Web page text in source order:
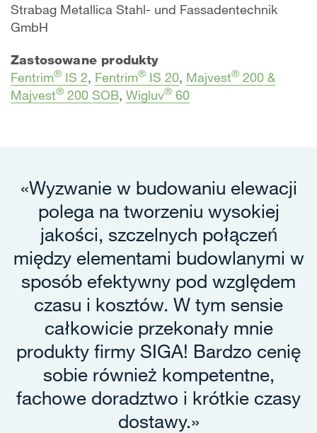
Strabag Metallica Stahl- und Fassadentechnik
GmbH
Zastosowane produkty
Fentrim® IS 2, Fentrim® IS 20, Majvest® 200 &
Majvest® 200 SOB, Wigluv® 60
«Wyzwanie w budowaniu elewacji
polega na tworzeniu wysokiej
jakości, szczelnych połączeń
między elementami budowlanymi w
sposób efektywny pod względem
czasu i kosztów. W tym sensie
całkowicie przekonały mnie
produkty firmy SIGA! Bardzo cenię
sobie również kompetentne,
fachowe doradztwo i krótkie czasy
dostawy.»